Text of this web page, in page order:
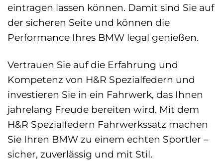
eintragen lassen können. Damit sind Sie auf
der sicheren Seite und können die
Performance Ihres BMW legal genießen.
Vertrauen Sie auf die Erfahrung und
Kompetenz von H&R Spezialfedern und
investieren Sie in ein Fahrwerk, das Ihnen
jahrelang Freude bereiten wird. Mit dem
H&R Spezialfedern Fahrwerkssatz machen
Sie Ihren BMW zu einem echten Sportler –
sicher, zuverlässig und mit Stil.